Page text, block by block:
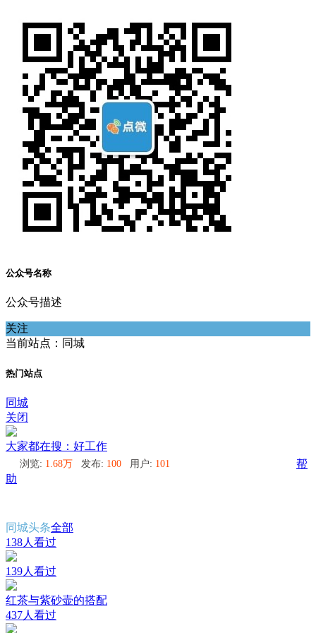
公众号名称
公众号描述
关注
当前站点：同城
热门站点
同城
关闭
大家都在搜：好工作
浏览: 1.68万 发布: 100 用户: 101
帮
助
同城头条全部
138人看过
139人看过
红茶与紫砂壶的搭配
437人看过